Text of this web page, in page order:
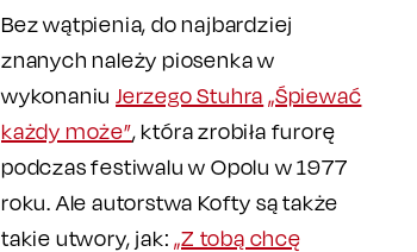
Bez wątpienia, do najbardziej
znanych należy piosenka w
wykonaniuJerzego Stuhra „Śpiewać
każdy może”, która zrobiła furorę
podczas festiwalu w Opolu w 1977
roku. Ale autorstwa Kofty są także
takie utwory, jak:„Z tobą chcę